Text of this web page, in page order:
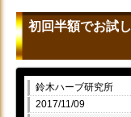
初回半額でお試
鈴木ハーブ研究所
2017/11/09